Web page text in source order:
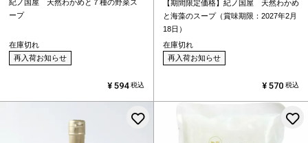
紀ノ国屋 天然わかめと７種の野菜ス
ープ
在庫切れ
再入荷お知らせ
¥ 594 税込
【期間限定価格】紀ノ国屋 天然わかめ
と海藻のスープ（賞味期限：2027年2月
18日）
在庫切れ
再入荷お知らせ
¥ 570 税込